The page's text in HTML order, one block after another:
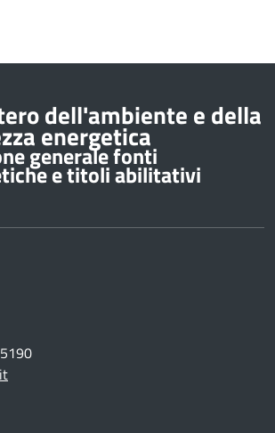
su
dell'ambiente e della
energetica
generale fonti
e titoli abilitativi